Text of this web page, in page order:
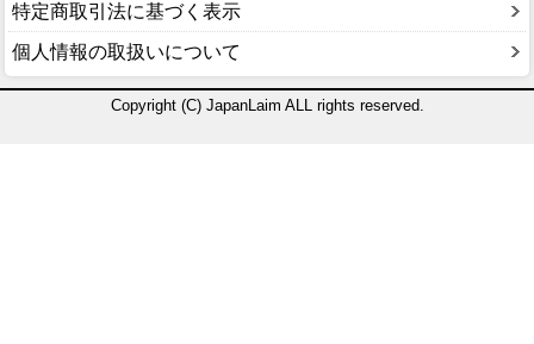
特定商取引法に基づく表示
個人情報の取扱いについて
Copyright (C) JapanLaim ALL rights reserved.